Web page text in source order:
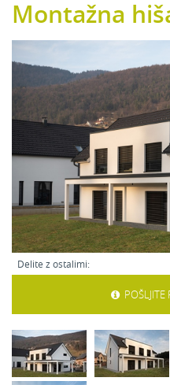
Montažna
Delite z ostalimi:
POŠLJITE